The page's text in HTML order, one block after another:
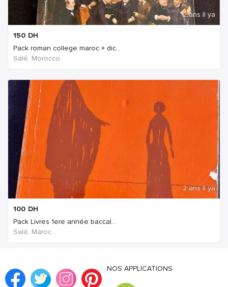
2 ans Il ya
150 DH
Pack roman college maroc + dic...
Salé, Morocco
2 ans Il ya
100 DH
Pack Livres 1ere année baccal...
Salé, Maroc
NOS APPLICATIONS